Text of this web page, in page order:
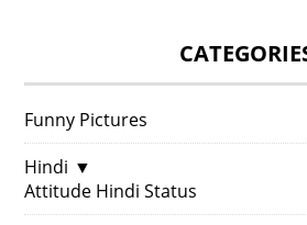
Funny Pictures
Hindi ▼
Attitude Hindi Status